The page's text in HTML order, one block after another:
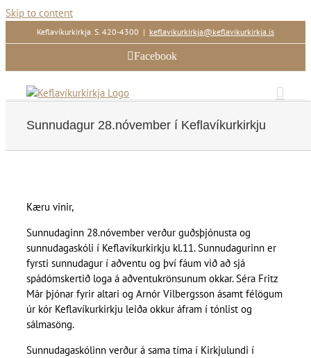
Skip to content
Keflavíkurkirkja. S. 420-4300 | keflavikurkirkja@keflavikurkirkja.is
Facebook
Sunnudagur 28.nóvember í Keflavíkurkirkju
Kæru vinir,
Sunnudaginn 28.nóvember verður guðsþjónusta og
sunnudagaskóli í Keflavíkurkirkju kl.11. Sunnudagurinn er
fyrsti sunnudagur í aðventu og því fáum við að sjá
spádómskertið loga á aðventukrönsunum okkar. Séra Fritz
Már þjónar fyrir altari og Arnór Vilbergsson ásamt félögum
úr kór Keflavíkurkirkju leiða okkur áfram í tónlist og
sálmasöng.
Sunnudagaskólinn verður á sama tíma í Kirkjulundi í